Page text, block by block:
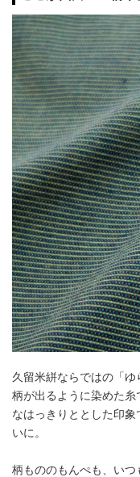
久留米絣ならではの「ゆ
柄が出るように染めた糸
なはっきりととした印
いに。
柄もののもんぺも、いつ